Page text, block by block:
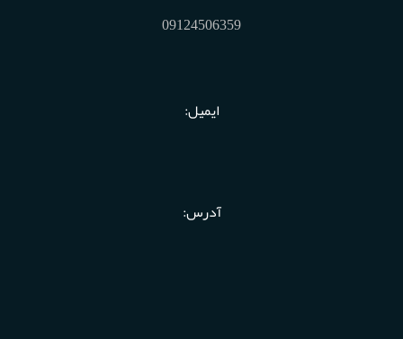
09124506359
ایمیل:
آدرس: